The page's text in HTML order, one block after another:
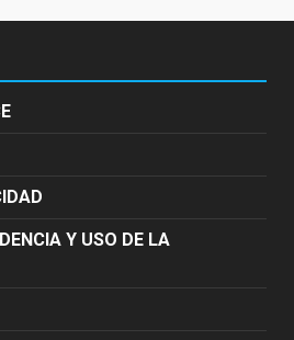
Y USO DE LA